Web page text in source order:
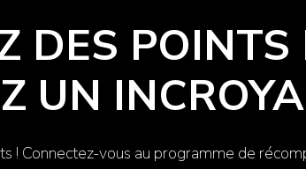
DES
UN
! Connectez-vous au programme de